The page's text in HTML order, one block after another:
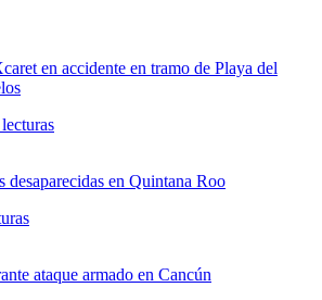
en accidente en tramo de Playa del
lecturas
desaparecidas en Quintana Roo
ataque armado en Cancún